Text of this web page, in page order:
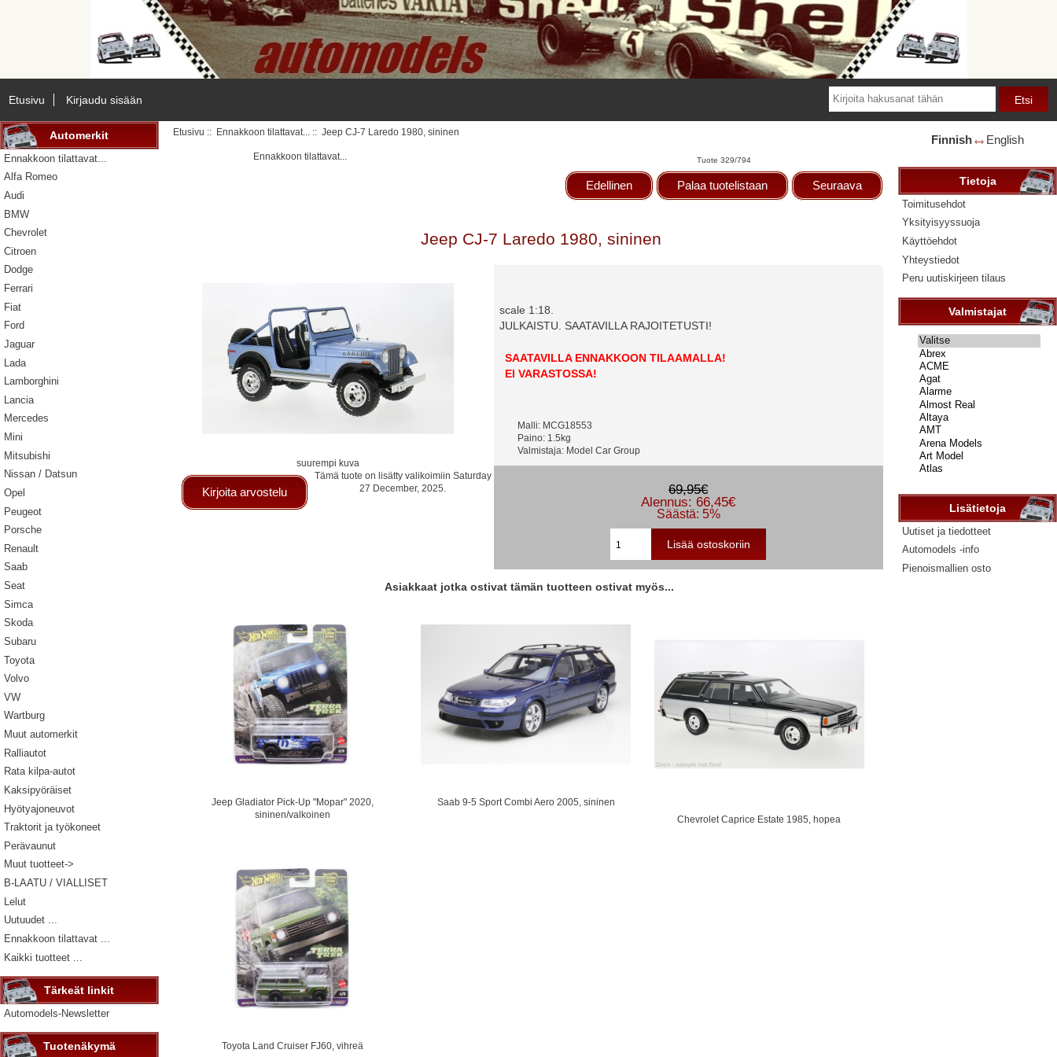
Etusivu Kirjaudu sisään
Automerkit
Ennakkoon tilattavat...
Alfa Romeo
Audi
BMW
Chevrolet
Citroen
Dodge
Ferrari
Fiat
Ford
Jaguar
Lada
Lamborghini
Lancia
Mercedes
Mini
Mitsubishi
Nissan / Datsun
Opel
Peugeot
Porsche
Renault
Saab
Seat
Simca
Skoda
Subaru
Toyota
Volvo
VW
Wartburg
Muut automerkit
Ralliautot
Rata kilpa-autot
Kaksipyöräiset
Hyötyajoneuvot
Traktorit ja työkoneet
Perävaunut
Muut tuotteet->
B-LAATU / VIALLISET
Lelut
Uutuudet ...
Ennakkoon tilattavat ...
Kaikki tuotteet ...
Tärkeät linkit
Automodels-Newsletter
Tuotenäkymä
Etusivu :: Ennakkoon tilattavat... :: Jeep CJ-7 Laredo 1980, sininen
Ennakkoon tilattavat... Tuote 329/794
Edellinen Palaa tuotelistaan Seuraava
Jeep CJ-7 Laredo 1980, sininen
suurempi kuva
scale 1:18.
JULKAISTU. SAATAVILLA RAJOITETUSTI!
SAATAVILLA ENNAKKOON TILAAMALLA!
EI VARASTOSSA!
Malli: MCG18553
Paino: 1.5kg
Valmistaja: Model Car Group
69,95€
Alennus: 66,45€
Säästä: 5%
Kirjoita arvostelu
Tämä tuote on lisätty valikoimiin Saturday
27 December, 2025.
Asiakkaat jotka ostivat tämän tuotteen ostivat myös...
Jeep Gladiator Pick-Up "Mopar" 2020,
sininen/valkoinen
Saab 9-5 Sport Combi Aero 2005, sininen
Chevrolet Caprice Estate 1985, hopea
Toyota Land Cruiser FJ60, vihreä
Finnish 🡘 English
Tietoja
Toimitusehdot
Yksityisyyssuoja
Käyttöehdot
Yhteystiedot
Peru uutiskirjeen tilaus
Valmistajat
Valitse
...
Lisätietoja
Uutiset ja tiedotteet
Automodels -info
Pienoismallien osto